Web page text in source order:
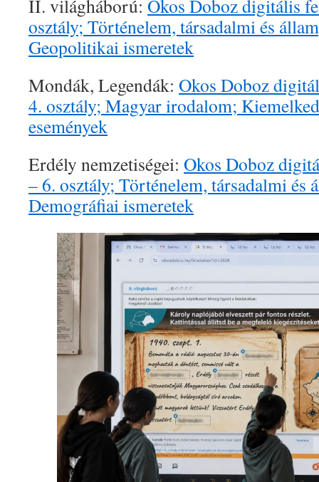
II. világháború: Okos Doboz digitális
osztály; Történelem, társadalmi és
Geopolitikai ismeretek
Mondák, Legendák: Okos Doboz
4. osztály; Magyar irodalom;
események
Erdély nemzetiségei: Okos Doboz
– 6. osztály; Történelem, társadalmi és
Demográfiai ismeretek